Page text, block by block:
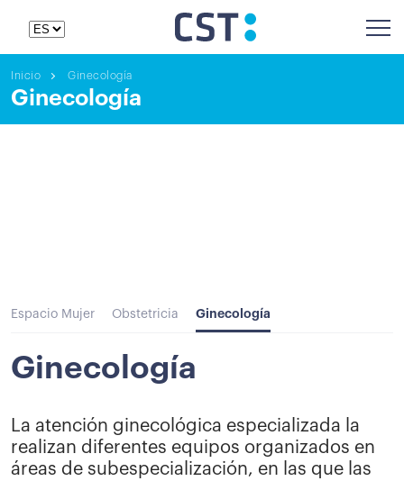
Inicio Ginecología
Ginecología
Espacio Mujer Obstetricia Ginecología
Ginecología
La atención ginecológica especializada la
realizan diferentes equipos organizados en
áreas de subespecialización, en las que las